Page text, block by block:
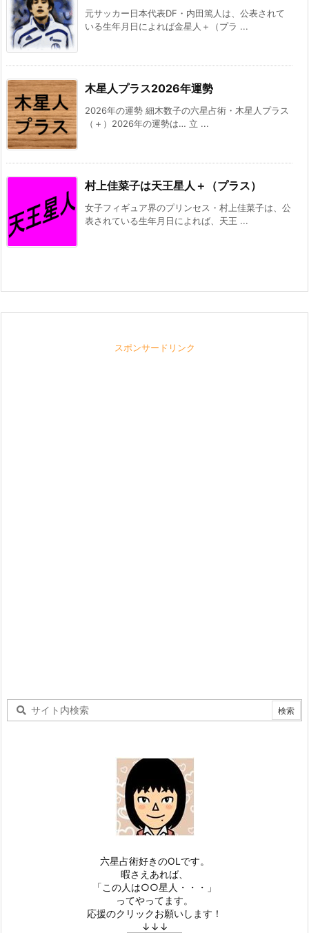
元サッカー日本代表DF・内田篤人は、公表されて
いる生年月日によれば金星人＋（プラ ...
木星人プラス2026年運勢
2026年の運勢 細木数子の六星占術・木星人プラス
（＋）2026年の運勢は… 立 ...
村上佳菜子は天王星人＋（プラス）
女子フィギュア界のプリンセス・村上佳菜子は、公
表されている生年月日によれば、天王 ...
スポンサードリンク
六星占術好きのOLです。
暇さえあれば、
「この人は○○星人・・・」
ってやってます。
応援のクリックお願いします！
↓↓↓